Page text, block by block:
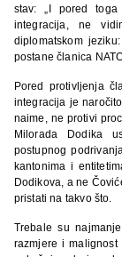
stav: „I pored
integracija, ne
diplomatskom
postane članica
Pored protivljenja
integracija je
naime, ne protivi
Milorada Dodika
postupnog
kantonima i
Dodikova, a ne
pristati na takvo što.
Trebale su
razmjere i